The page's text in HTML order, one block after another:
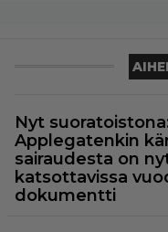
Nyt
Applegatenkin
sairaudesta on
katsottavissa
dokumentti